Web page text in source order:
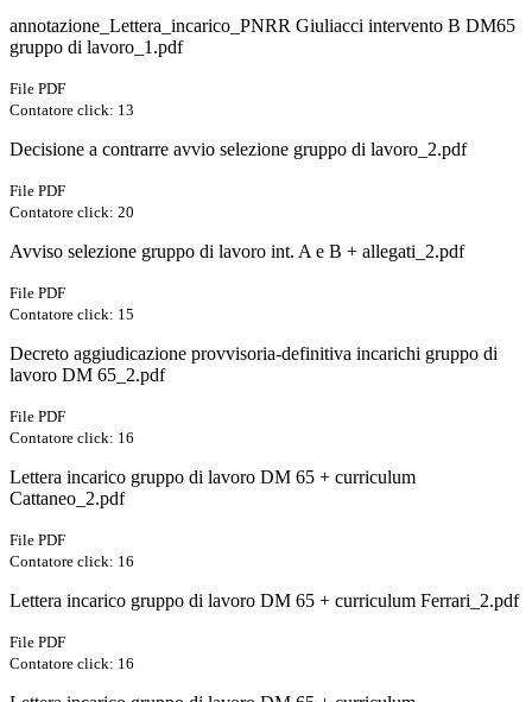
annotazione_Lettera_incarico_PNRR Giuliacci intervento B DM65
gruppo di lavoro_1.pdf
File PDF
Contatore click: 13
Decisione a contrarre avvio selezione gruppo di lavoro_2.pdf
File PDF
Contatore click: 20
Avviso selezione gruppo di lavoro int. A e B + allegati_2.pdf
File PDF
Contatore click: 15
Decreto aggiudicazione provvisoria-definitiva incarichi gruppo di
lavoro DM 65_2.pdf
File PDF
Contatore click: 16
Lettera incarico gruppo di lavoro DM 65 + curriculum
Cattaneo_2.pdf
File PDF
Contatore click: 16
Lettera incarico gruppo di lavoro DM 65 + curriculum Ferrari_2.pdf
File PDF
Contatore click: 16